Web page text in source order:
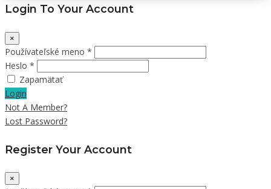
Login To Your Account
×
Používateľské meno *
Heslo *
Zapamätať
Login
Not A Member?
Lost Password?
Register Your Account
×